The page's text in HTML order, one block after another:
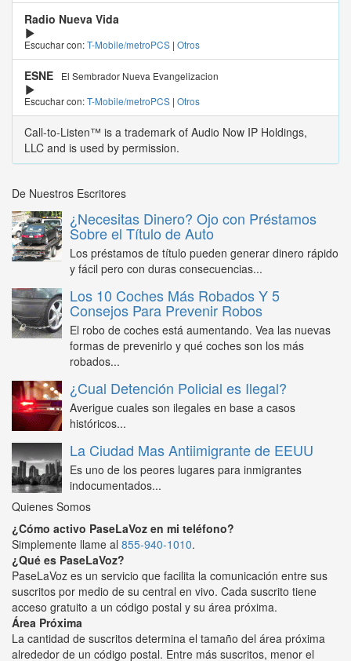
Radio Nueva Vida
Escuchar con:T-Mobile/metroPCS | Otros
ESNE
El Sembrador Nueva Evangelizacion
Escuchar con:T-Mobile/metroPCS | Otros
Call-to-Listen™ is a trademark of Audio Now IP Holdings,
LLC and is used by permission.
De Nuestros Escritores
¿Necesitas Dinero? Ojo con Préstamos
Sobre el Título de Auto
Los préstamos de título pueden generar dinero rápido
y fácil pero con duras consecuencias...
Los 10 Coches Más Robados Y 5
Consejos Para Prevenir Robos
El robo de coches está aumentando. Vea las nuevas
formas de prevenirlo y qué coches son los más
robados...
¿Cual Detención Policial es Ilegal?
Averigue cuales son ilegales en base a casos
históricos...
La Ciudad Mas Antiimigrante de EEUU
Es uno de los peores lugares para inmigrantes
indocumentados...
Quienes Somos
¿Cómo activo PaseLaVoz en mi teléfono?
Simplemente llame al 855-940-1010.
¿Qué es PaseLaVoz?
PaseLaVoz es un servicio que facilita la comunicación entre sus
suscritos por medio de su central en vivo. Cada suscrito tiene
acceso gratuito a un código postal y su área próxima.
Área Próxima
La cantidad de suscritos determina el tamaño del área próxima
alrededor de un código postal. Entre más suscritos, menor el